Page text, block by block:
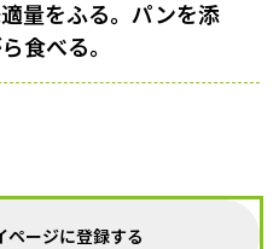
量をふる。パンを添
食べる。
ページに登録する